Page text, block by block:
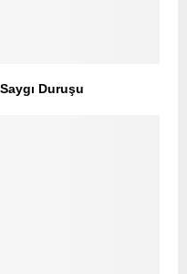
Duruşu